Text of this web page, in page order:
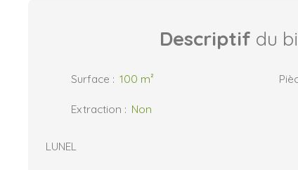
Descriptif du
Surface : 100 m²
Extraction : Non
LUNEL